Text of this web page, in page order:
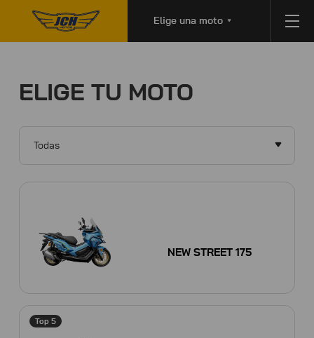
Elige una moto
ELIGE TU MOTO
Todas
NEW STREET 175
Top 5